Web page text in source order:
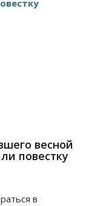
весной
повестку
в